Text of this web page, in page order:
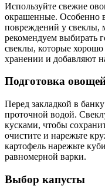
Используйте свежие
окрашенные. Особенно
повреждений у свеклы,
рекомендуем выбирать
свеклы, которые
хранении и добавляют
Подготовка
Перед закладкой в
проточной водой.
кусками, чтобы
очистите и нарежьте
картофель нарежьте
равномерной варки.
Выбор капусты